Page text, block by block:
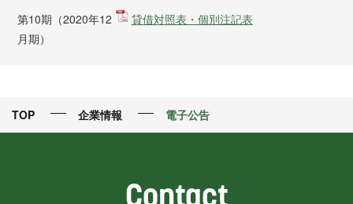
第10期（2020年12
月期）
貸借対照表・個別注記表
TOP 企業情報 電子公告
Contact